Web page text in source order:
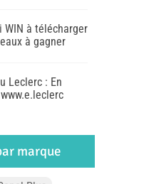
WIN à télécharger
à gagner
Leclerc : En
marque